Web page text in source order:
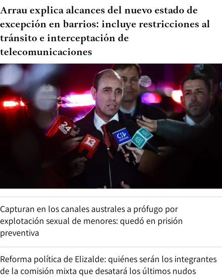
Arrau explica alcances del nuevo estado de
excepción en barrios: incluye restricciones al
tránsito e interceptación de
telecomunicaciones
Capturan en los canales australes a prófugo por
explotación sexual de menores: quedó en prisión
preventiva
Reforma política de Elizalde: quiénes serán los integrantes
de la comisión mixta que desatará los últimos nudos